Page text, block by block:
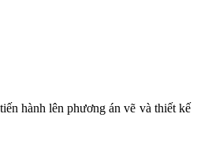
hành lên phương án vẽ và thiết kế